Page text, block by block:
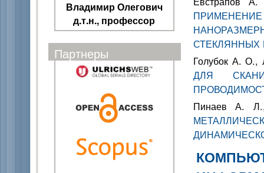
Владимир Олегович
д.т.н., профессор
Партнеры
Голубок А.
ДЛЯ
Пинаев А.